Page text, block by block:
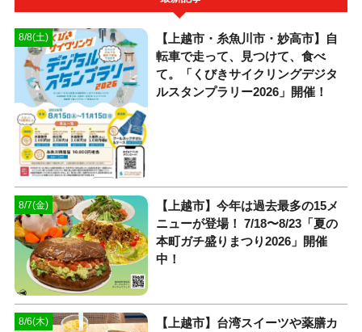
8/8(土)
【上越市・糸魚川市・妙高市】自
転車で走って、見つけて、食べ
て。「くびきサイクリングデジタ
ルスタンプラリー2026」開催！
8/7(金)
【上越市】今年は過去最多の15メ
ニューが登場！ 7/18〜8/23「夏の
本町ガチ盛りまつり2026」開催
中！
8/6(木)
【上越市】台湾スイーツや薬膳カ